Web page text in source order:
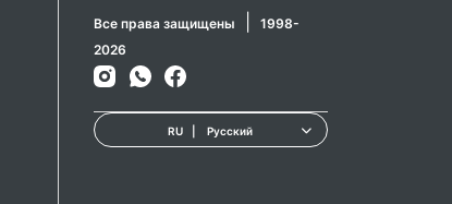
Все права защищены
1998-
2026
RU Русский